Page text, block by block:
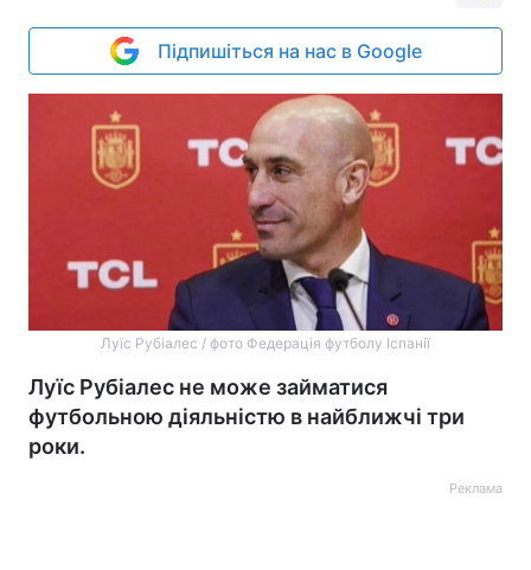
Підпишіться на нас в Google
Луїс Рубіалес / фото Федерація футболу Іспанії
Луїс Рубіалес не може займатися
футбольною діяльністю в найближчі три
роки.
Реклама